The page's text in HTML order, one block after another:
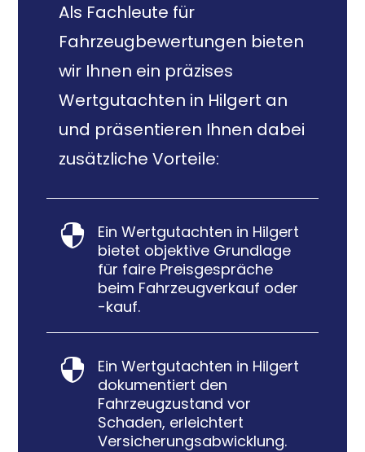
Als Fachleute für
Fahrzeugbewertungen bieten
wir Ihnen ein präzises
Wertgutachten in Hilgert an
und präsentieren Ihnen dabei
zusätzliche Vorteile:

Ein Wertgutachten in Hilgert
bietet objektive Grundlage
für faire Preisgespräche
beim Fahrzeugverkauf oder
-kauf.

Ein Wertgutachten in Hilgert
dokumentiert den
Fahrzeugzustand vor
Schaden, erleichtert
Versicherungsabwicklung.